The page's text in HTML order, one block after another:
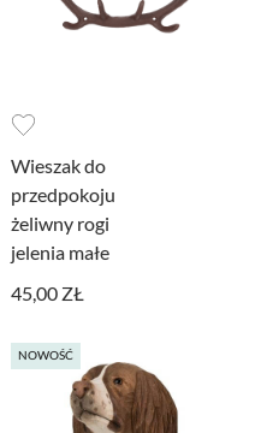
Wieszak do
przedpokoju
żeliwny rogi
jelenia małe
45,00 ZŁ
NOWOŚĆ